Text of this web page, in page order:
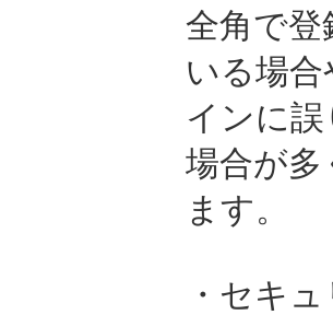
全角で
いる場
インに
場合が
ます。
・セキ